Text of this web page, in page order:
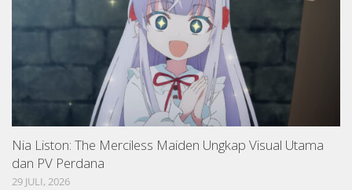
Nia Liston: The Merciless Maiden Ungkap Visual Utama
dan PV Perdana
29 JULI, 2026